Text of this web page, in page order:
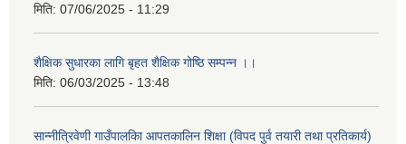
मिति: 07/06/2025 - 11:29
शैक्षिक सुधारका लागि बृहत शैक्षिक गोष्ठि सम्पन्न ।।
मिति: 06/03/2025 - 13:48
सान्नीत्रिवेणी गाउँपालकिा आपतकालिन शिक्षा (विपद पुर्व तयारी तथा प्रतिकार्य)